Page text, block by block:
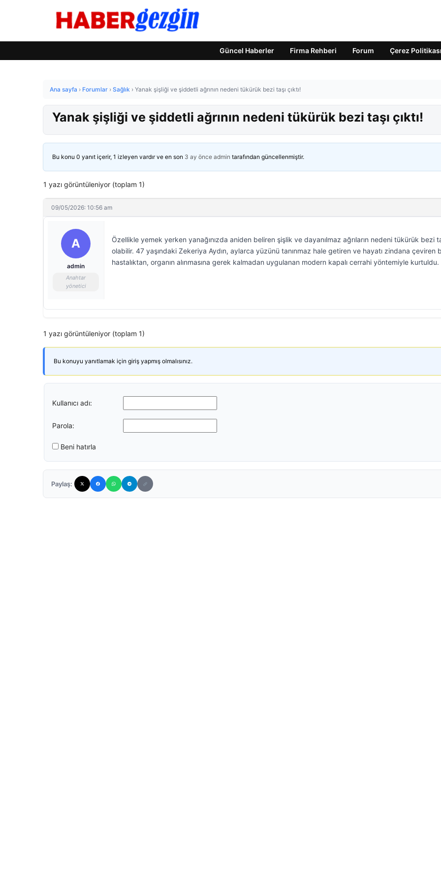
Güncel Haberler Firma Rehberi Forum Çerez Politikası
Ana sayfa › Forumlar › Sağlık › Yanak şişliği ve şiddetli ağrının nedeni tükürük bezi taşı çıktı!
Yanak şişliği ve şiddetli ağrının nedeni tükürük bezi taşı çıktı!
Bu konu 0 yanıt içerir, 1 izleyen vardır ve en son 3 ay önce admin tarafından güncellenmiştir.
1 yazı görüntüleniyor (toplam 1)
09/05/2026: 10:56 am
A
admin
Anahtar
yönetici
Özellikle yemek yerken yanağınızda aniden beliren şişlik ve dayanılmaz ağrıların nedeni tükürük bezi
olabilir. 47 yaşındaki Zekeriya Aydın, aylarca yüzünü tanınmaz hale getiren ve hayatı zindana çeviren
hastalıktan, organın alınmasına gerek kalmadan uygulanan modern kapalı cerrahi yöntemiyle kurtuldu.
1 yazı görüntüleniyor (toplam 1)
Bu konuyu yanıtlamak için giriş yapmış olmalısınız.
Kullanıcı adı:
Parola:
Beni hatırla
Paylaş: